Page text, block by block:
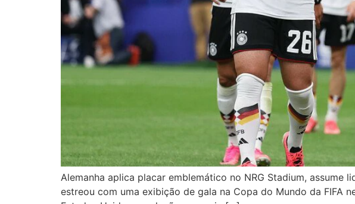
Alemanha aplica placar emblemático no NRG Stadium, assume
estreou com uma exibição de gala na Copa do Mundo da FIFA